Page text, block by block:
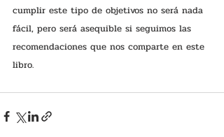
cumplir este tipo de objetivos no será nada
fácil, pero será asequible si seguimos las
recomendaciones que nos comparte en este
libro.